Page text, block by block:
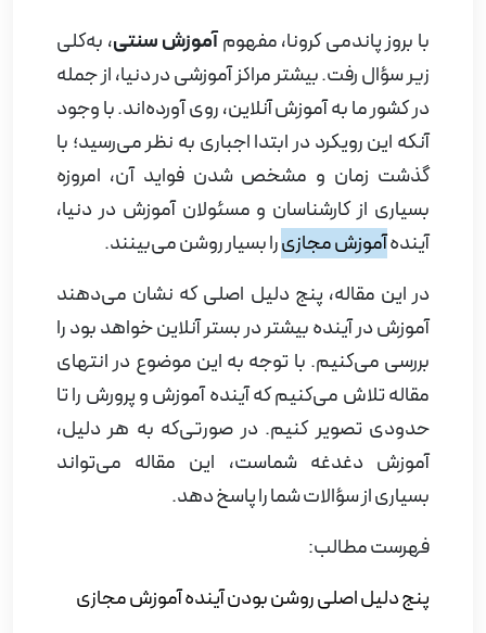
با بروز پاندمی کرونا، مفهومآموزش سنتی، به‌کلی
زیر سؤال رفت. بیشتر مراکز آموزشی در دنیا، از جمله
در کشور ما به آموزش آنلاین، روی آورده‌اند. با وجود
آنکه این رویکرد در ابتدا اجباری به نظر می‌رسید؛ با
گذشت زمان و مشخص شدن فواید آن، امروزه
بسیاری از کارشناسان و مسئولان آموزش در دنیا،
آیندهآموزش مجازیرا بسیار روشن می‌بینند.
در این مقاله، پنج دلیل اصلی که نشان می‌دهند
آموزش در آینده بیشتر در بستر آنلاین خواهد بود را
بررسی می‌کنیم. با توجه به این موضوع در انتهای
مقاله تلاش می‌کنیم که آینده آموزش و پرورش را تا
حدودی تصویر کنیم. در صورتی‌که به هر دلیل،
آموزش دغدغه شماست، این مقاله می‌تواند
بسیاری از سؤالات شما را پاسخ دهد.
فهرست مطالب:
پنج دلیل اصلی روشن بودن آینده آموزش مجازی